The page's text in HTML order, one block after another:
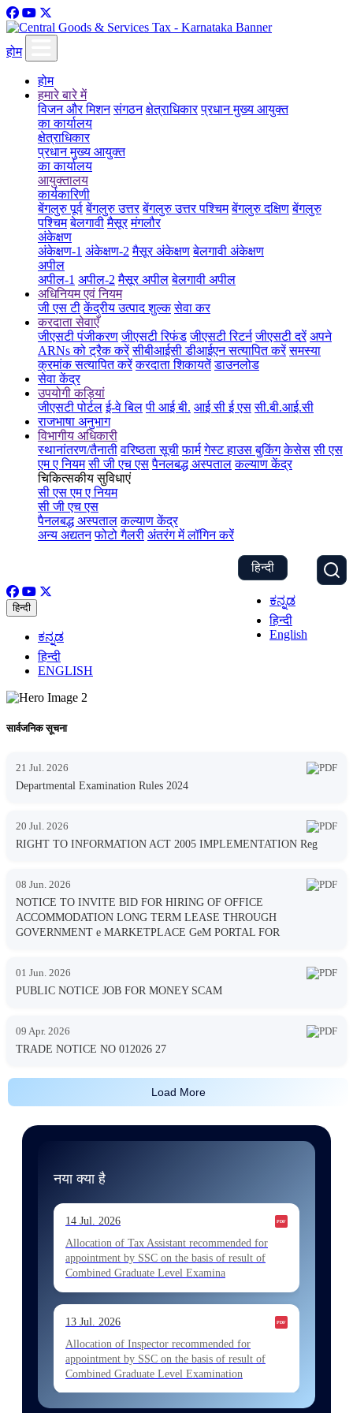
होम
होम
हमारे बारे में
विजन और मिशन संगठन क्षेत्राधिकार प्रधान मुख्य आयुक्त
का कार्यालय
क्षेत्राधिकार
प्रधान मुख्य आयुक्त
का कार्यालय
आयुक्तालय
कार्यकारिणी
बेंगलुरु पूर्व बेंगलुरु उत्तर बेंगलुरु उत्तर पश्चिम बेंगलुरु दक्षिण बेंगलुरु
पश्चिम बेलगावी मैसूर मंगलौर
अंकेक्षण
अंकेक्षण-1 अंकेक्षण-2 मैसूर अंकेक्षण बेलगावी अंकेक्षण
अपील
अपील-1 अपील-2 मैसूर अपील बेलगावी अपील
अधिनियम एवं नियम
जी एस टी केंद्रीय उत्पाद शुल्क सेवा कर
करदाता सेवाएँ
जीएसटी पंजीकरण जीएसटी रिफंड जीएसटी रिटर्न जीएसटी दरें अपने
ARNs को ट्रैक करें सीबीआईसी डीआईएन सत्यापित करें समस्या
क्रमांक सत्यापित करें करदाता शिकायतें डाउनलोड
सेवा केंद्र
उपयोगी कड़ियां
जीएसटी पोर्टल ई-वे बिल पी आई बी. आई सी ई एस सी.बी.आई.सी
राजभाषा अनुभाग
विभागीय अधिकारी
स्थानांतरण/तैनाती वरिष्ठता सूची फार्म गेस्ट हाउस बुकिंग केसेस सी एस
एम ए नियम सी जी एच एस पैनलबद्ध अस्पताल कल्याण केंद्र
चिकित्सकीय सुविधाएं
सी एस एम ए नियम
सी जी एच एस
पैनलबद्ध अस्पताल कल्याण केंद्र
अन्य अद्यतन फोटो गैलरी अंतरंग में लॉगिन करें
हिन्दी
ಕನ್ನಡ
हिन्दी
English
हिन्दी
ಕನ್ನಡ
हिन्दी
ENGLISH
सार्वजनिक सूचना
21 Jul. 2026
Departmental Examination Rules 2024
20 Jul. 2026
RIGHT TO INFORMATION ACT 2005 IMPLEMENTATION Reg
08 Jun. 2026
NOTICE TO INVITE BID FOR HIRING OF OFFICE
ACCOMMODATION LONG TERM LEASE THROUGH
GOVERNMENT e MARKETPLACE GeM PORTAL FOR
01 Jun. 2026
PUBLIC NOTICE JOB FOR MONEY SCAM
09 Apr. 2026
TRADE NOTICE NO 012026 27
Load More
नया क्या है
14 Jul. 2026
Allocation of Tax Assistant recommended for
appointment by SSC on the basis of result of
Combined Graduate Level Examina
13 Jul. 2026
Allocation of Inspector recommended for
appointment by SSC on the basis of result of
Combined Graduate Level Examination